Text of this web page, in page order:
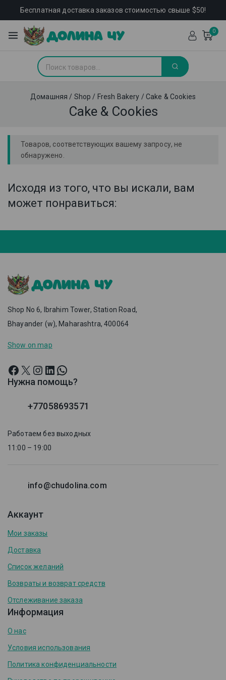
Бесплатная доставка заказов стоимостью свыше $50!
0
Домашняя / Shop / Fresh Bakery / Cake & Cookies
Cake & Cookies
Товаров, соответствующих вашему запросу, не
обнаружено.
Исходя из того, что вы искали, вам
может понравиться:
Shop No 6, Ibrahim Tower, Station Road,
Bhayander (w), Maharashtra, 400064
Show on map
Нужна помощь?
+77058693571
Работаем без выходных
11:00 – 19:00
info@chudolina.com
Аккаунт
Мои заказы
Доставка
Список желаний
Возвраты и возврат средств
Отслеживание заказа
Информация
О нас
Условия использования
Политика конфиденциальности